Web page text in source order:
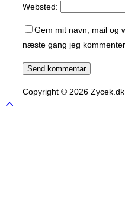
Websted:
Gem mit navn, mail og
næste gang jeg
Copyright © 2026 Zycek.dk